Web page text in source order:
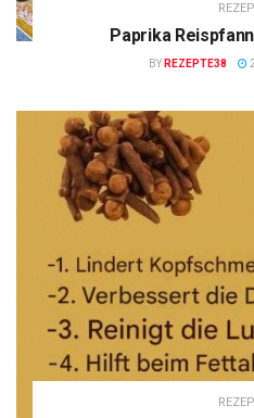
Paprika
BY REZEPTE38